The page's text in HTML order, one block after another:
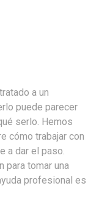
a un
puede parecer
serlo. Hemos
cómo trabajar con
a dar el paso.
para tomar una
profesional es